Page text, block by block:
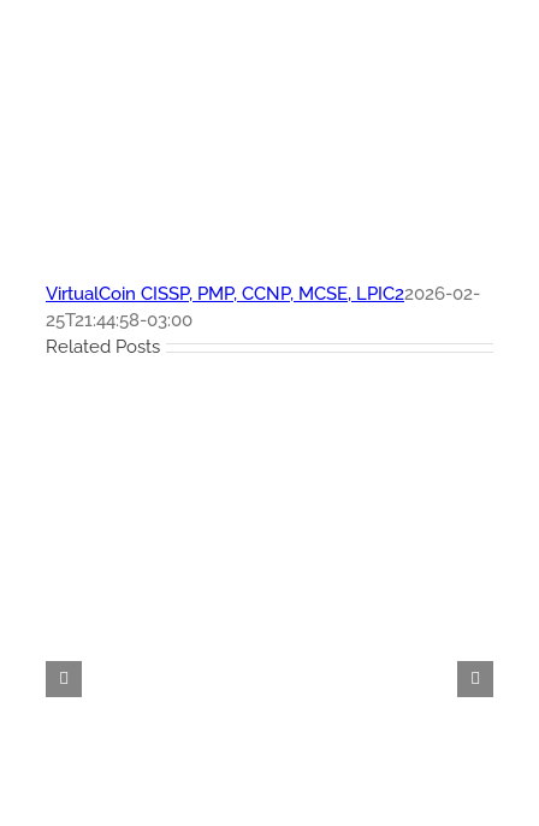
VirtualCoin CISSP, PMP, CCNP, MCSE, LPIC22026-02-
25T21:44:58-03:00
Related Posts